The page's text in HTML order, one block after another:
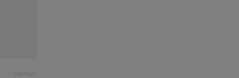
Feersum